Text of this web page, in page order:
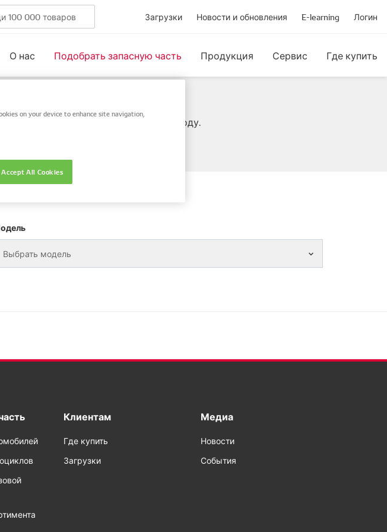
Загрузки Новости и обновления E-learning Логин
О нас Подобрать запасную часть Продукция Сервис Где купить
выполните поиск по VIN / Frame-коду.
Выбрать модель
Клиентам
Где купить
Загрузки
Медиа
Новости
События
on your device to enhance site navigation,
Accept All Cookies